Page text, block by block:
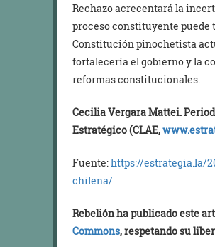
Rechazo acrecentará la
proceso constituyente puede
Constitución pinochetista
fortalecería el gobierno y la
reformas constitucionales.
Cecilia Vergara Mattei.
Estratégico (CLAE,
Fuente:https://estrategia.la/
chilena/
Rebelión ha publicado este
Commons, respetando su